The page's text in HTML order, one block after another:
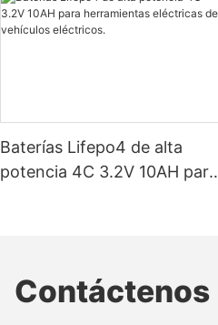
Baterías Lifepo4 de alta
potencia 4C 3.2V 10AH para
Contáctenos